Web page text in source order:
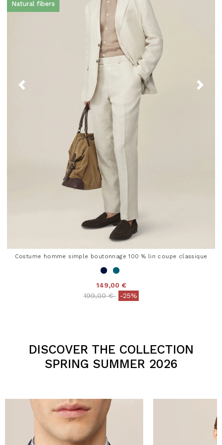
Natural fibers
Costume homme simple boutonnage 100 % lin coupe classique
149,00 €
Price reduced from
199,00 €to-25%
DISCOVER THE COLLECTION
SPRING SUMMER 2026